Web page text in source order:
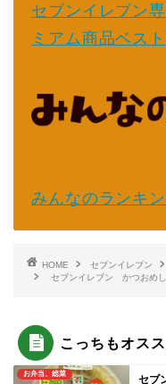
セブンイレブン
ミアム商品ベス
みんなのランキ
HOME セブンイレブン
セブンイレブン かつおめ
こっちもオス
お弁当、総菜 セブ